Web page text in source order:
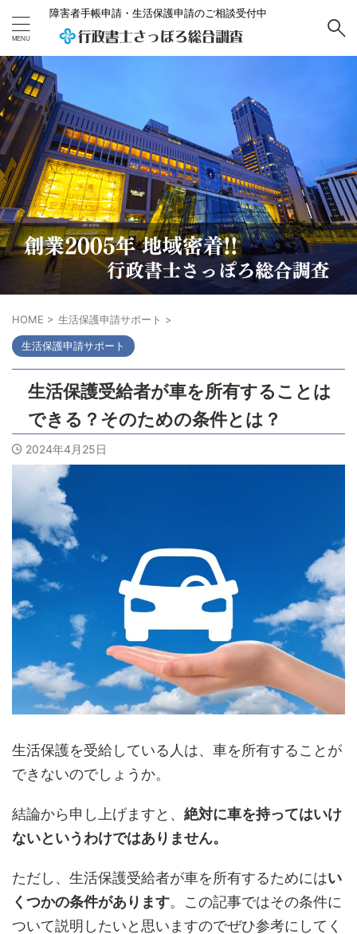
障害者手帳申請・生活保護申請のご相談受付中
HOME > 生活保護申請サポート >
生活保護申請サポート
生活保護受給者が車を所有することは
できる？そのための条件とは？
2024年4月25日
生活保護を受給している人は、車を所有することが
できないのでしょうか。
結論から申し上げますと、 絶対に車を持ってはいけ
ないというわけではありません。
ただし、生活保護受給者が車を所有するためにはい
くつかの条件があります。この記事ではその条件に
ついて説明したいと思いますのでぜひ参考にしてく